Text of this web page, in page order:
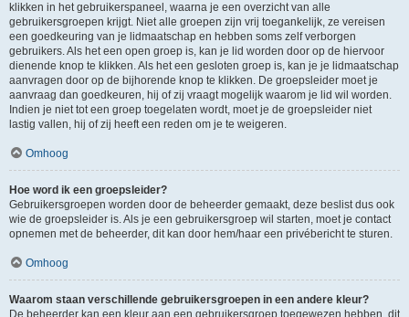
klikken in het gebruikerspaneel, waarna je een overzicht van alle
gebruikersgroepen krijgt. Niet alle groepen zijn vrij toegankelijk, ze vereisen
een goedkeuring van je lidmaatschap en hebben soms zelf verborgen
gebruikers. Als het een open groep is, kan je lid worden door op de hiervoor
dienende knop te klikken. Als het een gesloten groep is, kan je je lidmaatschap
aanvragen door op de bijhorende knop te klikken. De groepsleider moet je
aanvraag dan goedkeuren, hij of zij vraagt mogelijk waarom je lid wil worden.
Indien je niet tot een groep toegelaten wordt, moet je de groepsleider niet
lastig vallen, hij of zij heeft een reden om je te weigeren.
Omhoog
Hoe word ik een groepsleider?
Gebruikersgroepen worden door de beheerder gemaakt, deze beslist dus ook
wie de groepsleider is. Als je een gebruikersgroep wil starten, moet je contact
opnemen met de beheerder, dit kan door hem/haar een privébericht te sturen.
Omhoog
Waarom staan verschillende gebruikersgroepen in een andere kleur?
De beheerder kan een kleur aan een gebruikersgroep toegewezen hebben, dit